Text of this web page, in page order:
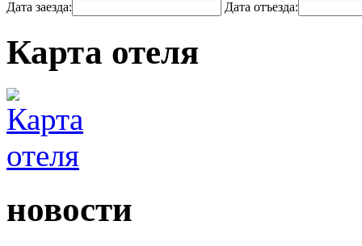
Дата заезда: Дата отъезда:
Карта отеля
новости